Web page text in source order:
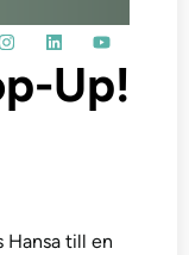
Up!
Hansa till en